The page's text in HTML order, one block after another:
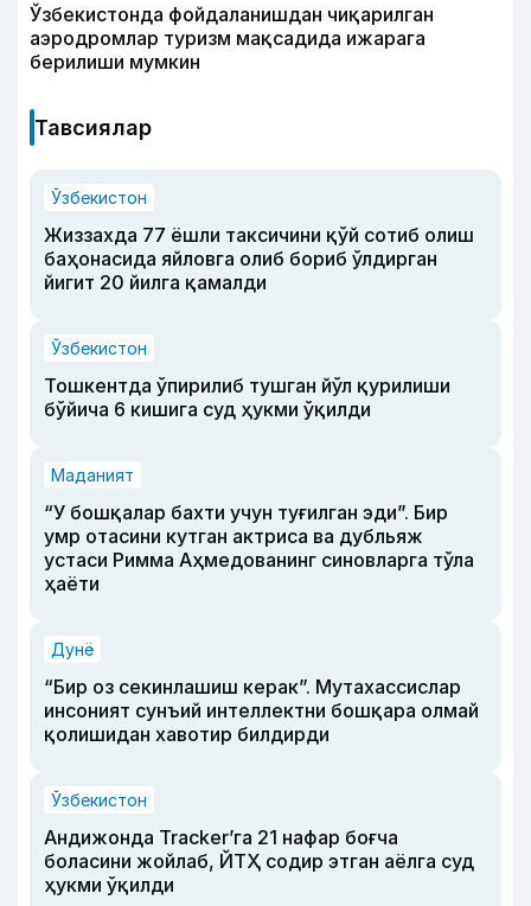
Ўзбекистонда фойдаланишдан чиқарилган
аэродромлар туризм мақсадида ижарага
берилиши мумкин
Тавсиялар
Ўзбекистон
Жиззахда 77 ёшли таксичини қўй сотиб олиш
баҳонасида яйловга олиб бориб ўлдирган
йигит 20 йилга қамалди
Ўзбекистон
Тошкентда ўпирилиб тушган йўл қурилиши
бўйича 6 кишига суд ҳукми ўқилди
Маданият
“У бошқалар бахти учун туғилган эди”. Бир
умр отасини кутган актриса ва дубльяж
устаси Римма Аҳмедованинг синовларга тўла
ҳаёти
Дунё
“Бир оз секинлашиш керак”. Мутахассислар
инсоният сунъий интеллектни бошқара олмай
қолишидан хавотир билдирди
Ўзбекистон
Андижонда Tracker’га 21 нафар боғча
боласини жойлаб, ЙТҲ содир этган аёлга суд
ҳукми ўқилди